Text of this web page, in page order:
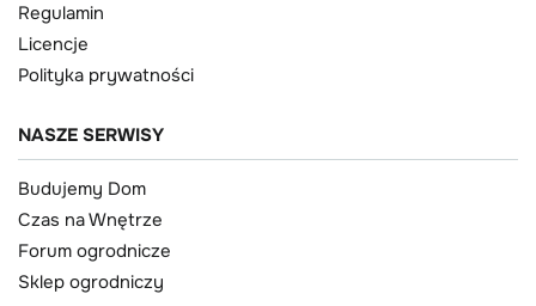
Regulamin
Licencje
Polityka prywatności
NASZE SERWISY
Budujemy Dom
Czas na Wnętrze
Forum ogrodnicze
Sklep ogrodniczy